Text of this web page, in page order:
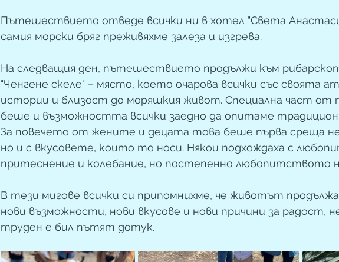
Пътешествието отведе всички ни в хотел "Света
самия морски бряг преживяхме залеза и изгрева.
На следващия ден, пътешествието продължи към
"Ченгене скеле" – място, което очарова всички със своята
истории и близост до моряшкия живот. Специална част от
беше и възможността всички заедно да опитаме
За повечето от жените и децата това беше първа среща
но и с вкусовете, които то носи. Някои подхождаха с
притеснение и колебание, но постепенно любопитството
В тези мигове всички си припомнихме, че животът
нови възможности, нови вкусове и нови причини за радост,
труден е бил пътят дотук.